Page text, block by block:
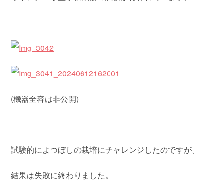
(機器全容は非公開)
試験的によつぼしの栽培にチャレンジしたのですが、
結果は失敗に終わりました。